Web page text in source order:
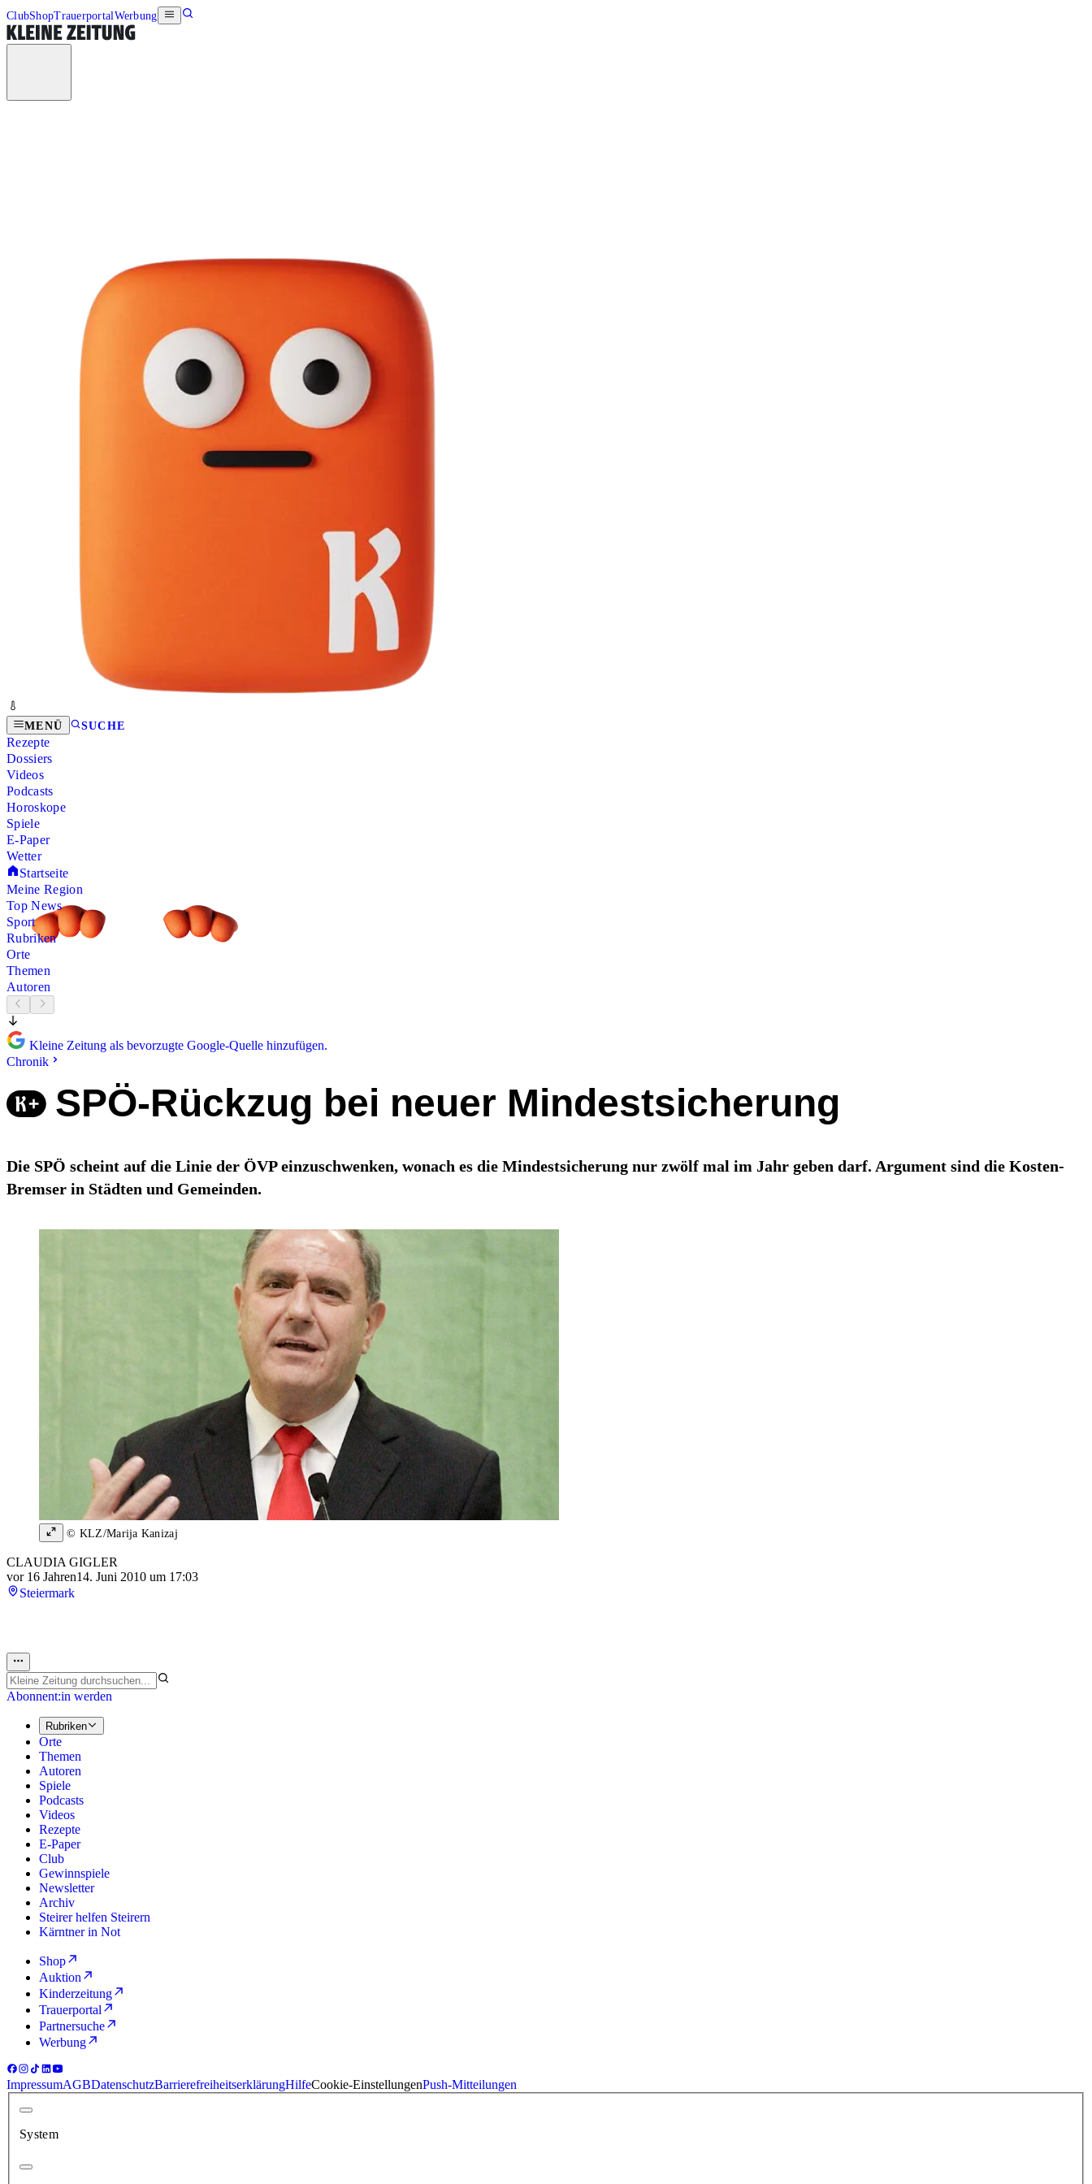
ClubShopTrauerportalWerbung
MENÜ SUCHE
Rezepte
Dossiers
Videos
Podcasts
Horoskope
Spiele
E-Paper
Wetter
Startseite
Meine Region
Top News
Sport
Rubriken
Orte
Themen
Autoren
Kleine Zeitung als bevorzugte Google-Quelle hinzufügen.
Chronik
SPÖ-Rückzug bei neuer Mindestsicherung
Die SPÖ scheint auf die Linie der ÖVP einzuschwenken, wonach es die Mindestsicherung nur zwölf mal im Jahr geben darf. Argument sind die Kosten-
Bremser in Städten und Gemeinden.
© KLZ/Marija Kanizaj
CLAUDIA GIGLER
vor 16 Jahren14. Juni 2010 um 17:03
Steiermark
Abonnent:in werden
Rubriken
Orte
Themen
Autoren
Spiele
Podcasts
Videos
Rezepte
E-Paper
Club
Gewinnspiele
Newsletter
Archiv
Steirer helfen Steirern
Kärntner in Not
Shop
Auktion
Kinderzeitung
Trauerportal
Partnersuche
Werbung
ImpressumAGBDatenschutzBarrierefreiheitserklärungHilfeCookie-EinstellungenPush-Mitteilungen
System